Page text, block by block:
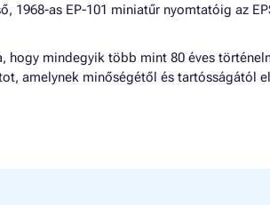
1968-as EP-101 miniatűr nyomtatóig az
hogy mindegyik több mint 80 éves
amelynek minőségétől és tartósságától